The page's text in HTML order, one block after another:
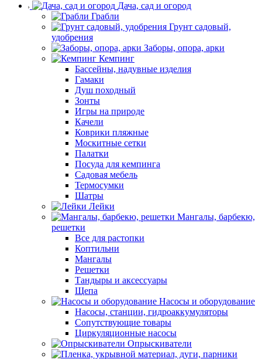
Дача, сад и огород
Грабли
Грунт садовый,
удобрения
Заборы, опора, арки
Кемпинг
Бассейны, надувные изделия
Гамаки
Душ походный
Зонты
Игры на природе
Качели
Коврики пляжные
Москитные сетки
Палатки
Посуда для кемпинга
Садовая мебель
Термосумки
Шатры
Лейки
Мангалы, барбекю,
решетки
Все для растопки
Коптильни
Мангалы
Решетки
Тандыры и аксессуары
Щепа
Насосы и оборудование
Насосы, станции, гидроаккумуляторы
Сопутствующие товары
Циркуляционные насосы
Опрыскиватели